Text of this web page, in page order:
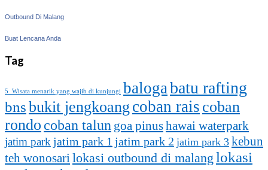
Outbound Di Malang
Buat Lencana Anda
Tag
5 Wisata menarik yang wajib di kunjungi balogabatu rafting
bnsbukit jengkoang coban rais coban
rondo coban talun goa pinushawai waterpark
jatim park jatim park 1 jatim park 2 jatim park 3 kebun
teh wonosarilokasi outbound di malang lokasi